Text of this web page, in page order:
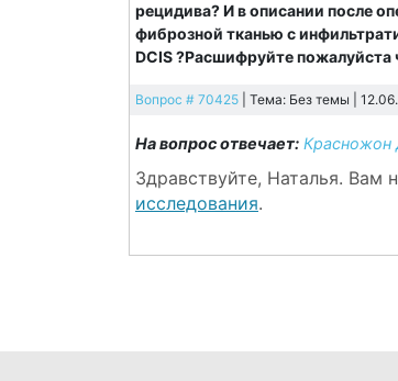
рецидива? И в описании после
фиброзной тканью с
DCIS ?Расшифруйте пожалуйста
Вопрос # 70425 | Тема: Без темы |
На вопрос отвечает: Красножон
Здравствуйте, Наталья. Вам
исследования.